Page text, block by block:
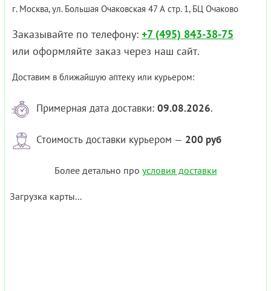
г. Москва, ул. Большая Очаковская 47 А стр. 1, БЦ Очаково
Заказывайте по телефону: +7 (495) 843-38-75
или оформляйте заказ через наш сайт.
Доставим в ближайшую аптеку или курьером:
Примерная дата доставки: 09.08.2026.
Стоимость доставки курьером — 200 руб
Более детально про условия доставки
Загрузка карты...